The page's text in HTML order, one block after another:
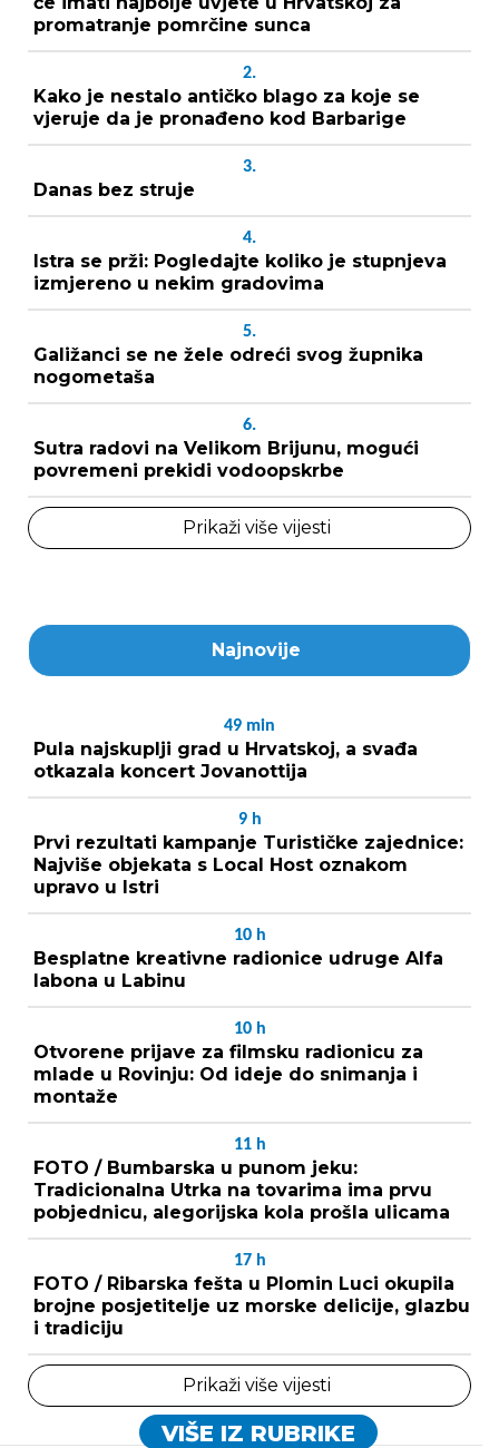
promatranje pomrčine sunca
2.
Kako je nestalo antičko blago za koje se
vjeruje da je pronađeno kod Barbarige
3.
Danas bez struje
4.
Istra se prži: Pogledajte koliko je stupnjeva
izmjereno u nekim gradovima
5.
Galižanci se ne žele odreći svog župnika
nogometaša
6.
Sutra radovi na Velikom Brijunu, mogući
povremeni prekidi vodoopskrbe
Prikaži više vijesti
Najnovije
49 min
Pula najskuplji grad u Hrvatskoj, a svađa
otkazala koncert Jovanottija
9 h
Prvi rezultati kampanje Turističke zajednice:
Najviše objekata s Local Host oznakom
upravo u Istri
10 h
Besplatne kreativne radionice udruge Alfa
labona u Labinu
10 h
Otvorene prijave za filmsku radionicu za
mlade u Rovinju: Od ideje do snimanja i
montaže
11 h
FOTO / Bumbarska u punom jeku:
Tradicionalna Utrka na tovarima ima prvu
pobjednicu, alegorijska kola prošla ulicama
17 h
FOTO / Ribarska fešta u Plomin Luci okupila
brojne posjetitelje uz morske delicije, glazbu
i tradiciju
Prikaži više vijesti
VIŠE IZ RUBRIKE